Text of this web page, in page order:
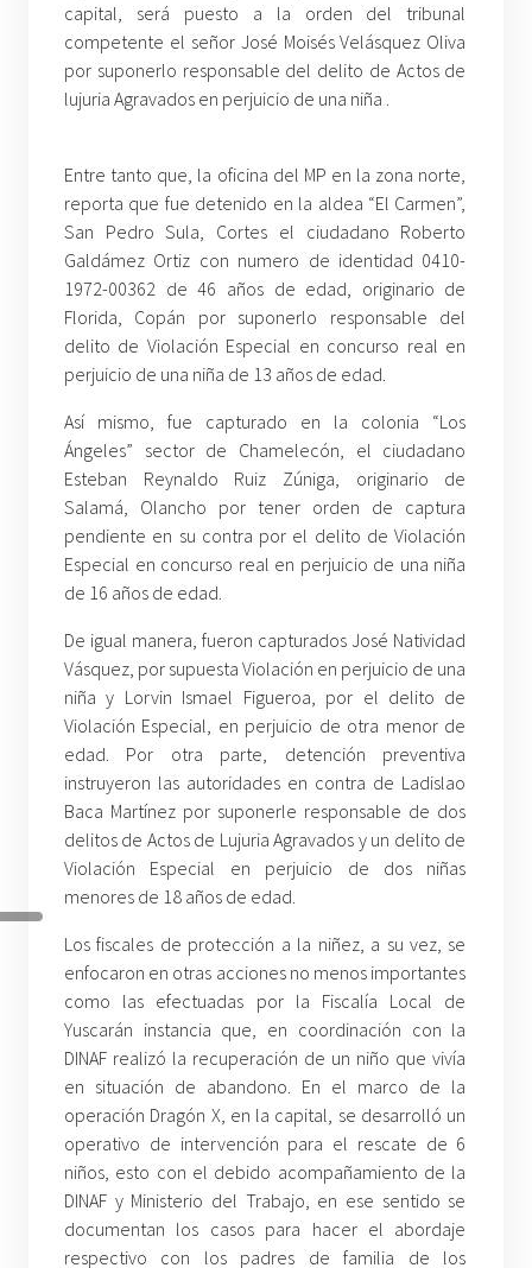
capital, será puesto a la orden del tribunal
competente el señor José Moisés Velásquez Oliva
por suponerlo responsable del delito de Actos de
lujuria Agravados en perjuicio de una niña .
Entre tanto que, la oficina del MP en la zona norte,
reporta que fue detenido en la aldea “El Carmen”,
San Pedro Sula, Cortes el ciudadano Roberto
Galdámez Ortiz con numero de identidad 0410-
1972-00362 de 46 años de edad, originario de
Florida, Copán por suponerlo responsable del
delito de Violación Especial en concurso real en
perjuicio de una niña de 13 años de edad.
Así mismo, fue capturado en la colonia “Los
Ángeles” sector de Chamelecón, el ciudadano
Esteban Reynaldo Ruiz Zúniga, originario de
Salamá, Olancho por tener orden de captura
pendiente en su contra por el delito de Violación
Especial en concurso real en perjuicio de una niña
de 16 años de edad.
De igual manera, fueron capturados José Natividad
Vásquez, por supuesta Violación en perjuicio de una
niña y Lorvin Ismael Figueroa, por el delito de
Violación Especial, en perjuicio de otra menor de
edad. Por otra parte, detención preventiva
instruyeron las autoridades en contra de Ladislao
Baca Martínez por suponerle responsable de dos
delitos de Actos de Lujuria Agravados y un delito de
Violación Especial en perjuicio de dos niñas
menores de 18 años de edad.
Los fiscales de protección a la niñez, a su vez, se
enfocaron en otras acciones no menos importantes
como las efectuadas por la Fiscalía Local de
Yuscarán instancia que, en coordinación con la
DINAF realizó la recuperación de un niño que vivía
en situación de abandono. En el marco de la
operación Dragón X, en la capital, se desarrolló un
operativo de intervención para el rescate de 6
niños, esto con el debido acompañamiento de la
DINAF y Ministerio del Trabajo, en ese sentido se
documentan los casos para hacer el abordaje
respectivo con los padres de familia de los